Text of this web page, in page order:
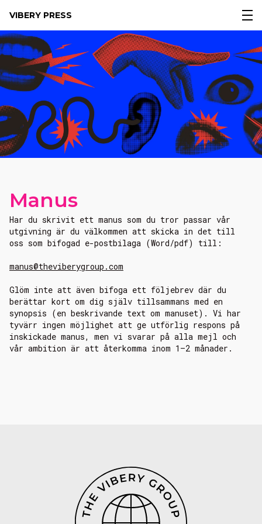
VIBERY PRESS
Manus
Har du skrivit ett manus som du tror passar vår
utgivning är du välkommen att skicka in det till
oss som bifogad e-postbilaga (Word/pdf) till:
manus@theviberygroup.com
Glöm inte att även bifoga ett följebrev där du
berättar kort om dig själv tillsammans med en
synopsis (en beskrivande text om manuset). Vi har
tyvärr ingen möjlighet att ge utförlig respons på
inskickade manus, men vi svarar på alla mejl och
vår ambition är att återkomma inom 1–2 månader.